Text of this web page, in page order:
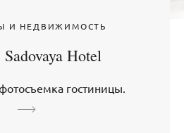
И НЕДВИЖИМОСТЬ
Hotel
гостиницы.